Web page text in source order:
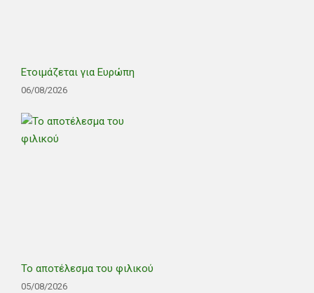
Ετοιμάζεται για Ευρώπη
06/08/2026
Το αποτέλεσμα του φιλικού
05/08/2026